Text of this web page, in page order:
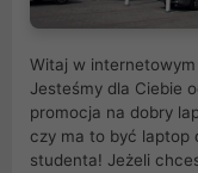
Witaj w
Jesteśmy dla Ciebie
promocja na dobry
czy ma to być laptop
studenta! Jeżeli